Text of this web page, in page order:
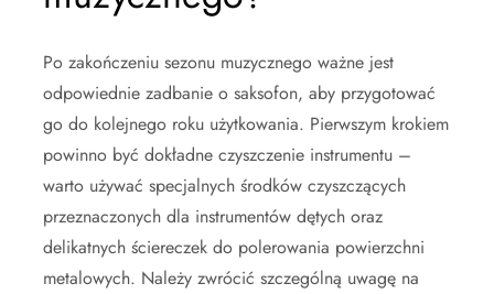
Po zakończeniu sezonu muzycznego ważne jest
odpowiednie zadbanie o saksofon, aby przygotować
go do kolejnego roku użytkowania. Pierwszym krokiem
powinno być dokładne czyszczenie instrumentu –
warto używać specjalnych środków czyszczących
przeznaczonych dla instrumentów dętych oraz
delikatnych ściereczek do polerowania powierzchni
metalowych. Należy zwrócić szczególną uwagę na